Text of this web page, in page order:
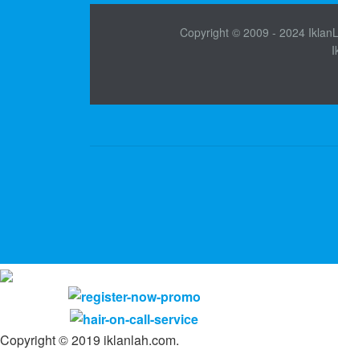
Copyright © 2009 - 2024
Copyright © 2019 iklanlah.com.